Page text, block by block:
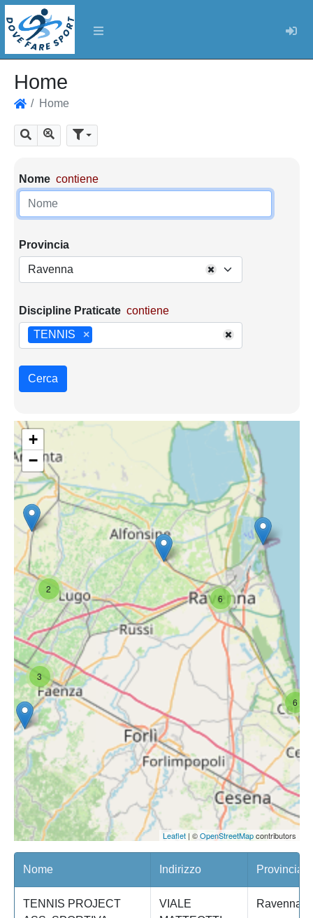
Home
Home
Cerca Mostra tutti i risultati
Parametri di ricerca
Nome contiene
Provincia
Ravenna
Discipline Praticate contiene
×
TENNIS
Cerca
6
6
3
2
+
−
Leaflet| ©OpenStreetMapcontributors
Nome Indirizzo Provincia
TENNIS PROJECT
VIALE
Ravenna